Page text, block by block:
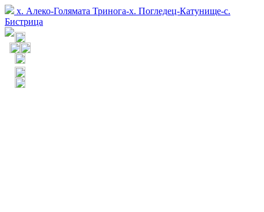
х. Алеко-Голямата Тринога-х. Погледец-Катунище-с.
Бистрица